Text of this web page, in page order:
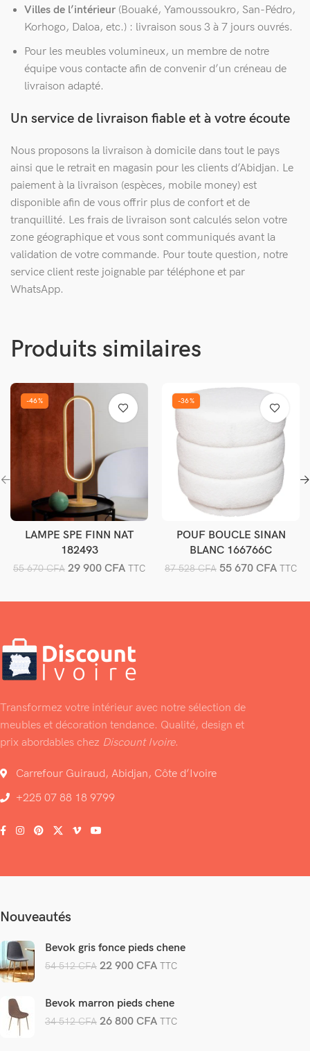
Villes de l’intérieur (Bouaké, Yamoussoukro, San-Pédro,
Korhogo, Daloa, etc.) : livraison sous 3 à 7 jours ouvrés.
Pour les meubles volumineux, un membre de notre
équipe vous contacte afin de convenir d’un créneau de
livraison adapté.
Un service de livraison fiable et à votre écoute
Nous proposons la livraison à domicile dans tout le pays
ainsi que le retrait en magasin pour les clients d’Abidjan. Le
paiement à la livraison (espèces, mobile money) est
disponible afin de vous offrir plus de confort et de
tranquillité. Les frais de livraison sont calculés selon votre
zone géographique et vous sont communiqués avant la
validation de votre commande. Pour toute question, notre
service client reste joignable par téléphone et par
WhatsApp.
Produits similaires
-46%
Ajouter au panier
LAMPE SPE FINN NAT
182493
55 670CFA 29 900 CFA TTC
-36%
Ajouter au panier
POUF BOUCLE SINAN
BLANC 166766C
87 528CFA 55 670 CFA TTC
Transformez votre intérieur avec notre sélection de
meubles et décoration tendance. Qualité, design et
prix abordables chez Discount Ivoire.
Carrefour Guiraud, Abidjan, Côte d’Ivoire
+225 07 88 18 9799
Nouveautés
Bevok gris fonce pieds chene
54 512CFA 22 900CFA TTC
Bevok marron pieds chene
34 512CFA 26 800CFA TTC